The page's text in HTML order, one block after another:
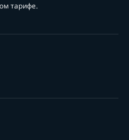
тарифе.